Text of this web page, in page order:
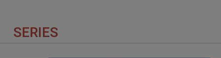
SERIES